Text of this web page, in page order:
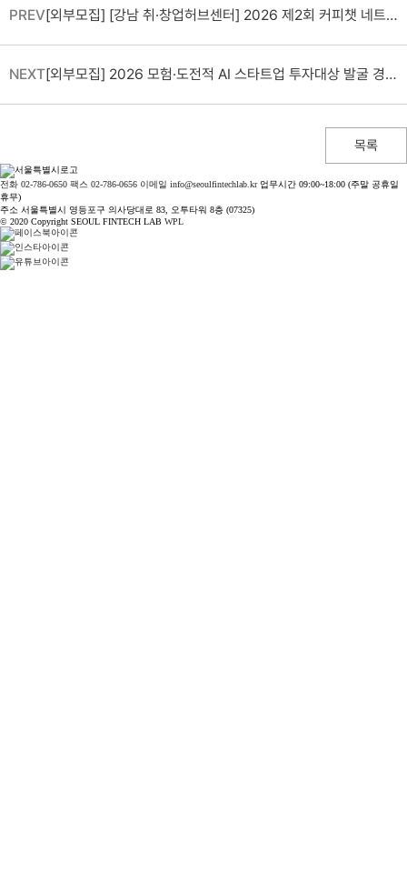
PREV [외부모집] [강남 취·창업허브센터] 2026 제2회 커피챗 네트워킹 안내
NEXT [외부모집] 2026 모험·도전적 AI 스타트업 투자대상 발굴 경진대회 참여기업 모집
목록
전화 02-786-0650 팩스 02-786-0656 이메일 info@seoulfintechlab.kr 업무시간 09:00~18:00 (주말 공휴일
휴무)
주소 서울특별시 영등포구 의사당대로 83, 오투타워 8층 (07325)
© 2020 Copyright SEOUL FINTECH LAB WPL